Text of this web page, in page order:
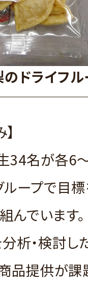
ドライフル
34名が各6
ープで目
んでいます。
析・検討し
品提供が課